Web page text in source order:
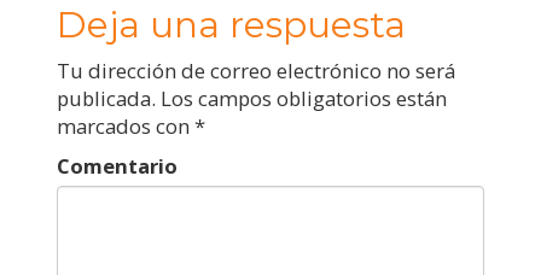
Deja una respuesta
Tu dirección de correo electrónico no será
publicada. Los campos obligatorios están
marcados con *
Comentario